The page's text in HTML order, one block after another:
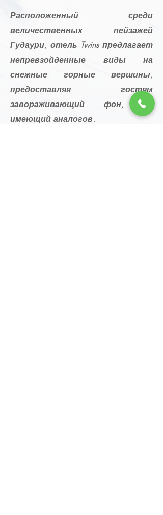
Расположенный среди
величественных пейзажей
Гудаури, отель Twins предлагает
непревзойденные виды на
снежные горные вершины,
предоставляя гостям
завораживающий фон, не
имеющий аналогов.